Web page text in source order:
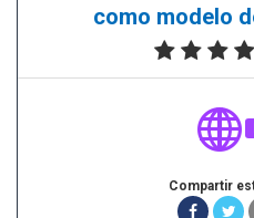
como modelo
Compartir